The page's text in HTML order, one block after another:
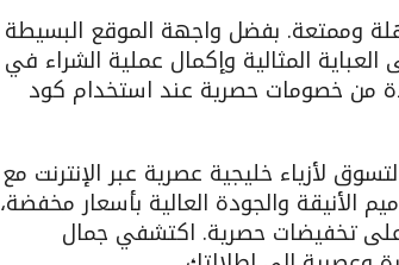
وممتعة. بفضل واجهة الموقع البسيطة
المثالية وإكمال عملية الشراء في
من خصومات حصرية عند استخدام كود
لأزياء خليجية عصرية عبر الإنترنت مع
الأنيقة والجودة العالية بأسعار مخفضة،
تخفيضات حصرية. اكتشفي جمال